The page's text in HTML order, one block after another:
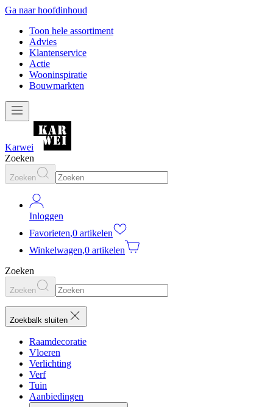
Ga naar hoofdinhoud
Toon hele assortiment
Advies
Klantenservice
Actie
Wooninspiratie
Bouwmarkten
Karwei
Zoeken
Zoeken
Inloggen
Favorieten,0 artikelen
Winkelwagen,0 artikelen
Zoeken
Zoeken
Zoekbalk sluiten
Raamdecoratie
Vloeren
Verlichting
Verf
Tuin
Aanbiedingen